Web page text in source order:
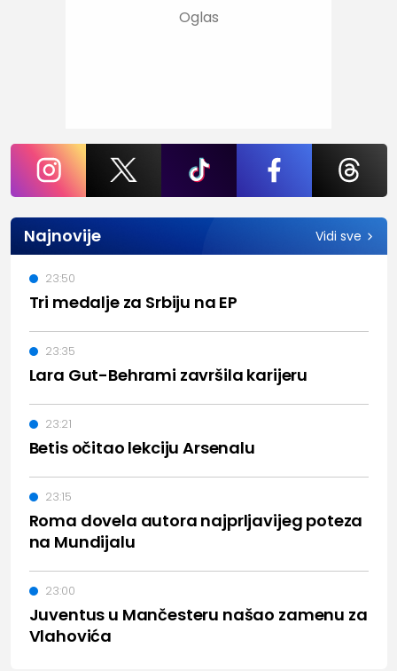
Najnovije Vidi sve
Tri medalje za Srbiju na EP
23:50
Lara Gut-Behrami završila karijeru
23:35
Betis očitao lekciju Arsenalu
23:21
Roma dovela autora najprljavijeg poteza
na Mundijalu
23:15
Juventus u Mančesteru našao zamenu za
Vlahovića
23:00